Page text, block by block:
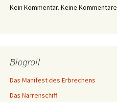
Kein Kommentar. Keine Kommentare
Blogroll
Das Manifest des Erbrechens
Das Narrenschiff